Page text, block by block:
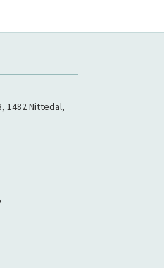
1482 Nittedal,